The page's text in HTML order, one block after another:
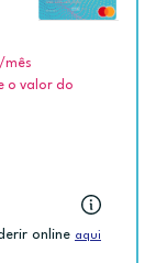
mês
o valor do
online aqui